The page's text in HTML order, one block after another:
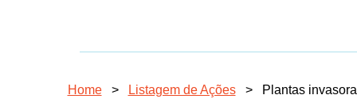
Home > Listagem de Ações > Plantas